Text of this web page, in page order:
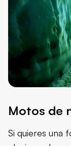
Motos de
Si quieres una